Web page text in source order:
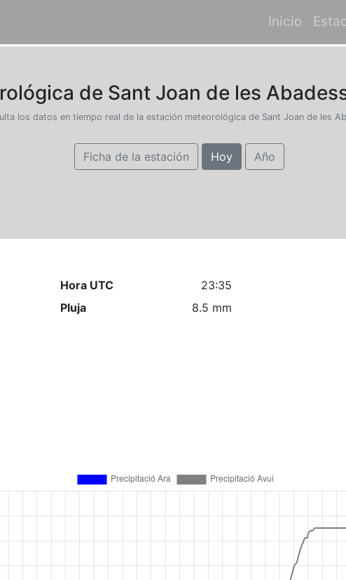
Inicio
de Sant Joan de les
los datos en tiempo real de la estación meteorológica de Sant Joan de les
Ficha de la estación Hoy Año
Hora UTC
23:35
Pluja
8.5 mm